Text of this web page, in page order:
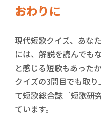
おわりに
現代短歌クイズ、あな
には、解説を読んでも
と感じる短歌もあった
クイズの3問目でも取
て短歌総合誌『短歌研
ています。